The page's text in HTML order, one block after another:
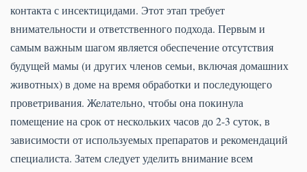
контакта с инсектицидами. Этот этап требует
внимательности и ответственного подхода. Первым и
самым важным шагом является обеспечение отсутствия
будущей мамы (и других членов семьи, включая домашних
животных) в доме на время обработки и последующего
проветривания. Желательно, чтобы она покинула
помещение на срок от нескольких часов до 2-3 суток, в
зависимости от используемых препаратов и рекомендаций
специалиста. Затем следует уделить внимание всем